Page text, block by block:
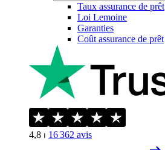
Taux assurance de prêt
Loi Lemoine
Garanties
Coût assurance de prêt
4,8 ⏐ 16 362 avis